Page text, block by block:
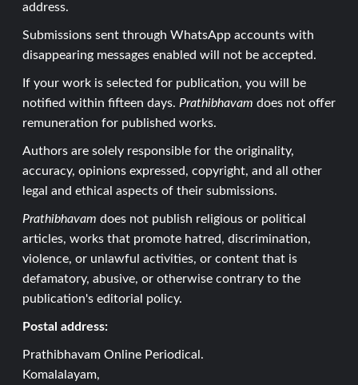
address.
Submissions sent through WhatsApp accounts with
disappearing messages enabled will not be accepted.
If your work is selected for publication, you will be
notified within fifteen days. Prathibhavam does not offer
remuneration for published works.
Authors are solely responsible for the originality,
accuracy, opinions expressed, copyright, and all other
legal and ethical aspects of their submissions.
Prathibhavam does not publish religious or political
articles, works that promote hatred, discrimination,
violence, or unlawful activities, or content that is
defamatory, abusive, or otherwise contrary to the
publication's editorial policy.
Postal address:
Prathibhavam Online Periodical.
Komalalayam,